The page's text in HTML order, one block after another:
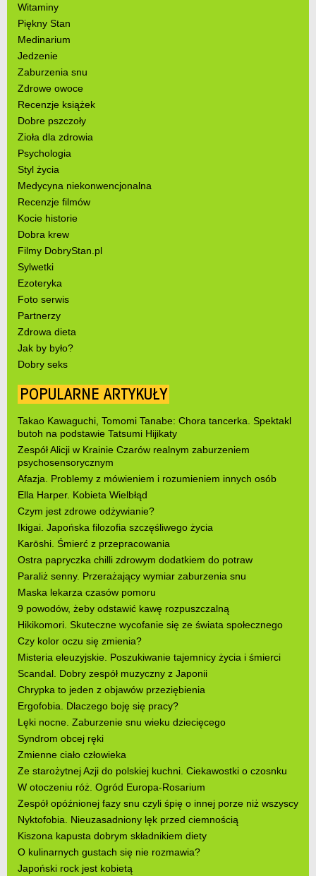
Witaminy
Piękny Stan
Medinarium
Jedzenie
Zaburzenia snu
Zdrowe owoce
Recenzje książek
Dobre pszczoły
Zioła dla zdrowia
Psychologia
Styl życia
Medycyna niekonwencjonalna
Recenzje filmów
Kocie historie
Dobra krew
Filmy DobryStan.pl
Sylwetki
Ezoteryka
Foto serwis
Partnerzy
Zdrowa dieta
Jak by było?
Dobry seks
POPULARNE ARTYKUŁY
Takao Kawaguchi, Tomomi Tanabe: Chora tancerka. Spektakl
butoh na podstawie Tatsumi Hijikaty
Zespół Alicji w Krainie Czarów realnym zaburzeniem
psychosensorycznym
Afazja. Problemy z mówieniem i rozumieniem innych osób
Ella Harper. Kobieta Wielbłąd
Czym jest zdrowe odżywianie?
Ikigai. Japońska filozofia szczęśliwego życia
Karōshi. Śmierć z przepracowania
Ostra papryczka chilli zdrowym dodatkiem do potraw
Paraliż senny. Przerażający wymiar zaburzenia snu
Maska lekarza czasów pomoru
9 powodów, żeby odstawić kawę rozpuszczalną
Hikikomori. Skuteczne wycofanie się ze świata społecznego
Czy kolor oczu się zmienia?
Misteria eleuzyjskie. Poszukiwanie tajemnicy życia i śmierci
Scandal. Dobry zespół muzyczny z Japonii
Chrypka to jeden z objawów przeziębienia
Ergofobia. Dlaczego boję się pracy?
Lęki nocne. Zaburzenie snu wieku dziecięcego
Syndrom obcej ręki
Zmienne ciało człowieka
Ze starożytnej Azji do polskiej kuchni. Ciekawostki o czosnku
W otoczeniu róż. Ogród Europa-Rosarium
Zespół opóźnionej fazy snu czyli śpię o innej porze niż wszyscy
Nyktofobia. Nieuzasadniony lęk przed ciemnością
Kiszona kapusta dobrym składnikiem diety
O kulinarnych gustach się nie rozmawia?
Japoński rock jest kobietą